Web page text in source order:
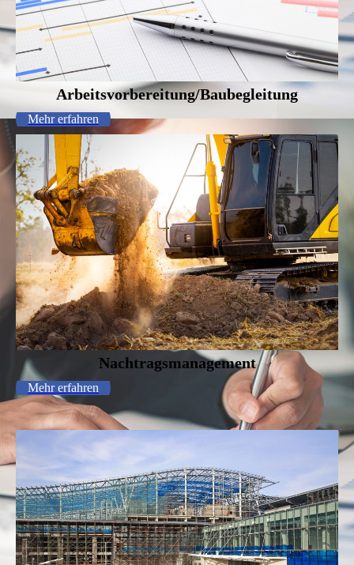
Arbeitsvorbereitung/Baubegleitung
Mehr erfahren
Nachtragsmanagement
Mehr erfahren